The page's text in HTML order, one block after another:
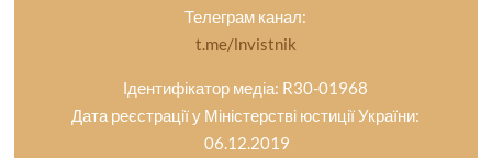
Телеграм канал:
t.me/lnvistnik
Ідентифікатор медіа: R30-01968
Дата реєстрації у Міністерстві юстиції України:
06.12.2019